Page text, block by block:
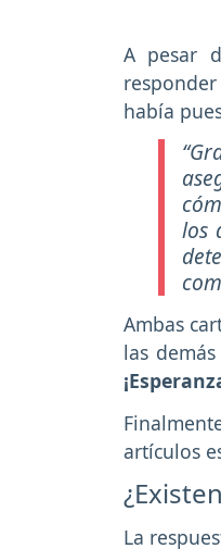
A pesar
había
los
Ambas
las
artículos
La